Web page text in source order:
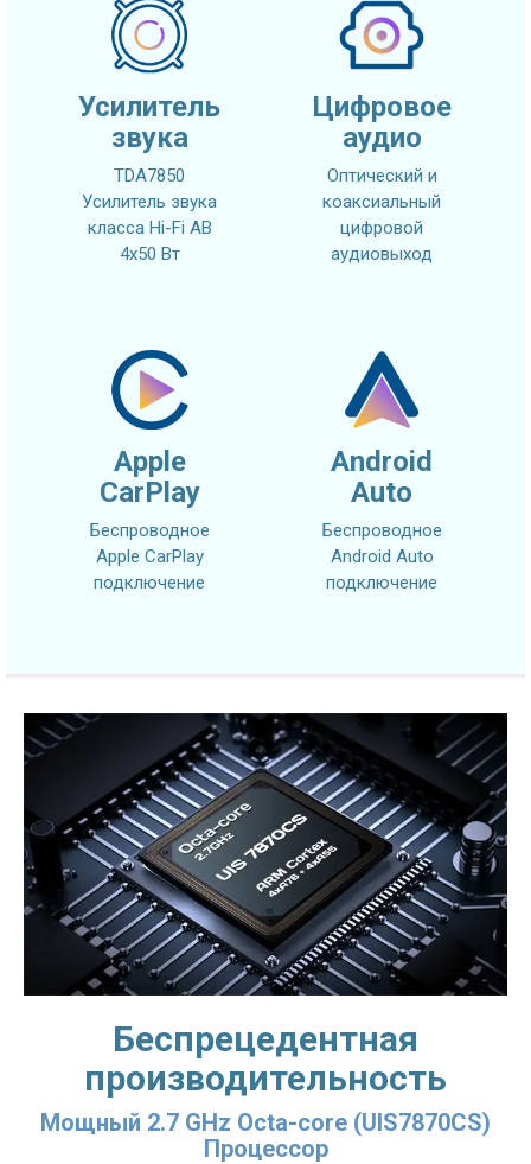
Усилитель
звука
TDA7850
Усилитель звука
класса Hi-Fi AB
4x50 Вт
Цифровое
аудио
Оптический и
коаксиальный
цифровой
аудиовыход
Apple
CarPlay
Беспроводное
Apple CarPlay
подключение
Android
Auto
Беспроводное
Android Auto
подключение
Беспрецедентная
производительность
Мощный 2.7 GHz Octa-core (UIS7870CS)
Процессор